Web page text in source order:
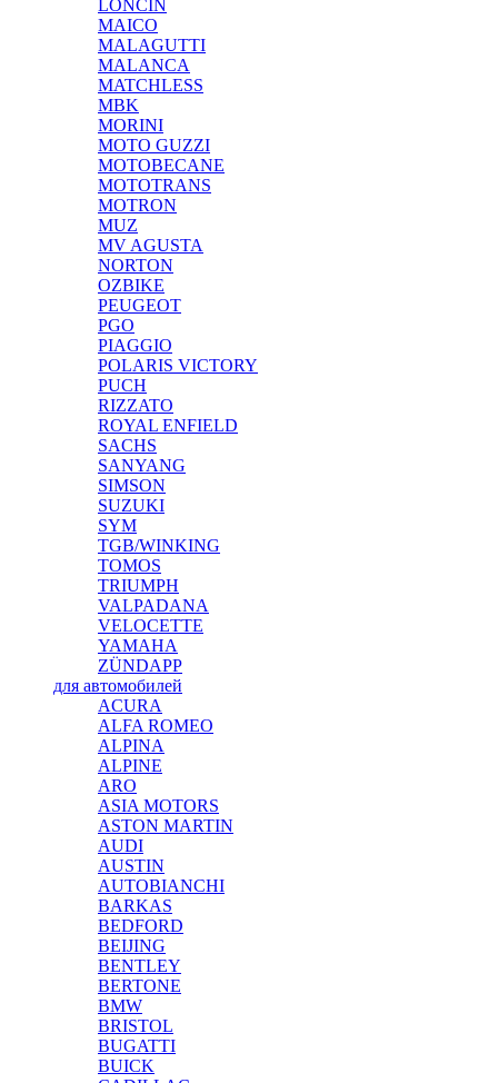
LONCIN
MAICO
MALAGUTTI
MALANCA
MATCHLESS
MBK
MORINI
MOTO GUZZI
MOTOBECANE
MOTOTRANS
MOTRON
MUZ
MV AGUSTA
NORTON
OZBIKE
PEUGEOT
PGO
PIAGGIO
POLARIS VICTORY
PUCH
RIZZATO
ROYAL ENFIELD
SACHS
SANYANG
SIMSON
SUZUKI
SYM
TGB/WINKING
TOMOS
TRIUMPH
VALPADANA
VELOCETTE
YAMAHA
ZÜNDAPP
для автомобилей
ACURA
ALFA ROMEO
ALPINA
ALPINE
ARO
ASIA MOTORS
ASTON MARTIN
AUDI
AUSTIN
AUTOBIANCHI
BARKAS
BEDFORD
BEIJING
BENTLEY
BERTONE
BMW
BRISTOL
BUGATTI
BUICK